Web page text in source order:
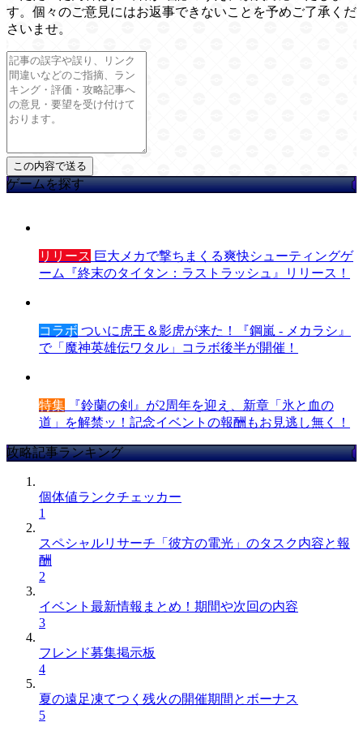
す。個々のご意見にはお返事できないことを予めご了承くだ
さいませ。
ゲームを探す
リリース 巨大メカで撃ちまくる爽快シューティングゲ
ーム『終末のタイタン：ラストラッシュ』リリース！
コラボ ついに虎王＆影虎が来た！『鋼嵐 - メカラシ』
で「魔神英雄伝ワタル」コラボ後半が開催！
特集 『鈴蘭の剣』が2周年を迎え、新章「氷と血の
道」を解禁ッ！記念イベントの報酬もお見逃し無く！
攻略記事ランキング
個体値ランクチェッカー
1
スペシャルリサーチ「彼方の電光」のタスク内容と報
酬
2
イベント最新情報まとめ！期間や次回の内容
3
フレンド募集掲示板
4
夏の遠足凍てつく残火の開催期間とボーナス
5